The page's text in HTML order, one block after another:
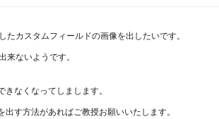
索
カスタムフィールドの画像を出したいです。
ないようです。
なくなってしまします。
す方法があればご教授お願いいたします。